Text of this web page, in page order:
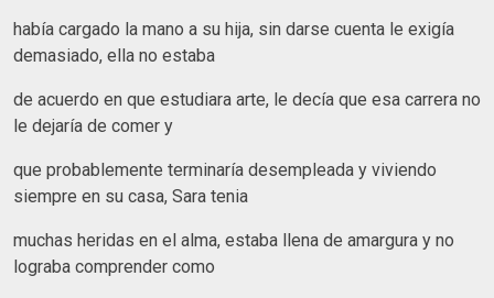
había cargado la mano a su hija, sin darse cuenta le exigía
demasiado, ella no estaba
de acuerdo en que estudiara arte, le decía que esa carrera no
le dejaría de comer y
que probablemente terminaría desempleada y viviendo
siempre en su casa, Sara tenia
muchas heridas en el alma, estaba llena de amargura y no
lograba comprender como